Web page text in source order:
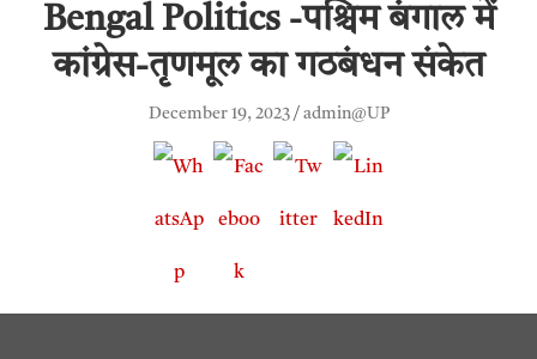
Bengal Politics -पश्चिम बंगाल में
कांग्रेस-तृणमूल का गठबंधन संकेत
December 19, 2023 admin@UP